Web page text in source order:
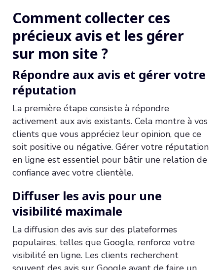
Comment collecter ces
précieux avis et les gérer
sur mon site ?
Répondre aux avis et gérer votre
réputation
La première étape consiste à répondre
activement aux avis existants. Cela montre à vos
clients que vous appréciez leur opinion, que ce
soit positive ou négative. Gérer votre réputation
en ligne est essentiel pour bâtir une relation de
confiance avec votre clientèle.
Diffuser les avis pour une
visibilité maximale
La diffusion des avis sur des plateformes
populaires, telles que Google, renforce votre
visibilité en ligne. Les clients recherchent